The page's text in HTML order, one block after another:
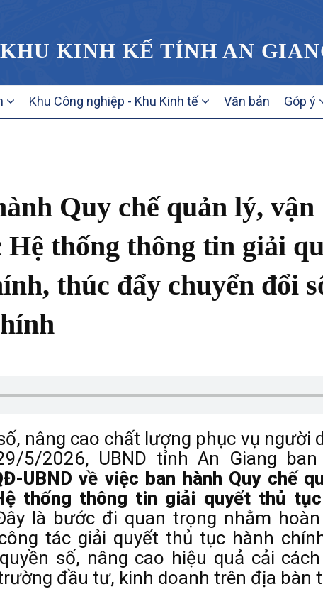
KINH KẾ TỈNH AN
Khu Công nghiệp - Khu Kinh tế Văn bản Góp ý
Quy chế quản lý, vận
thống thông tin giải
thúc đẩy chuyển đổi
nâng cao chất lượng phục vụ người
5/2026, UBND tỉnh An Giang ban
UBND về việc ban hành Quy chế
thống thông tin giải quyết thủ tục
là bước đi quan trọng nhằm
tác giải quyết thủ tục hành
số, nâng cao hiệu quả cải
đầu tư, kinh doanh trên địa bàn